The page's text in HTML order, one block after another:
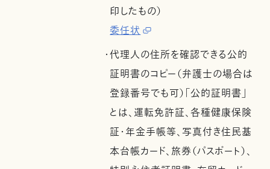
印したもの）
委任状
・代理人の住所を確認できる公的
証明書のコピー（弁護士の場合は
登録番号でも可）「公的証明書」
とは、運転免許証、各種健康保険
証・年金手帳等、写真付き住民基
本台帳カード、旅券（パスポート）、